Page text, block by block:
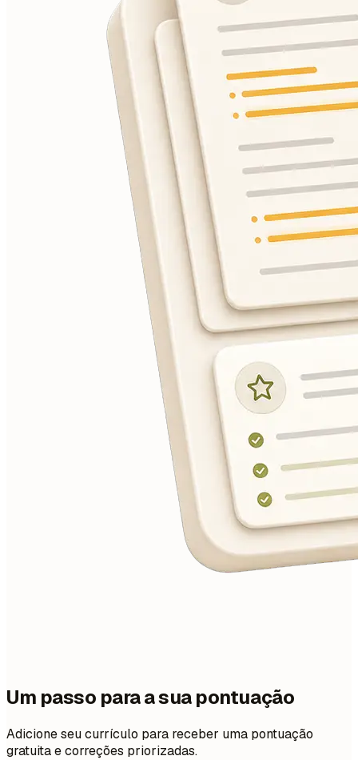
Um passo para a sua pontuação
Adicione seu currículo para receber uma pontuação
gratuita e correções priorizadas.